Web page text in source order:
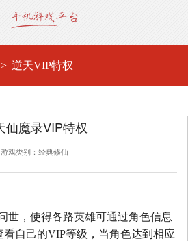
逆天VIP特权
仙魔录VIP特权
游戏类别：经典修仙
世，使得各路英雄可通过角色信息
自己的VIP等级，当角色达到相应